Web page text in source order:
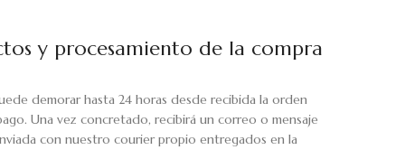
y procesamiento de la compra
demorar hasta 24 horas desde recibida la orden
Una vez concretado, recibirá un correo o mensaje
con nuestro courier propio entregados en la